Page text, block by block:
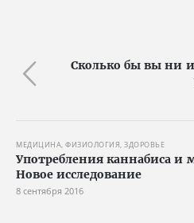
Сколько бы вы ни
МЕДИЦИНА, ФИЗИОЛОГИЯ, ЗДОРОВЬЕ
Употребления каннабиса и
Новое исследование
8 сентября 2016